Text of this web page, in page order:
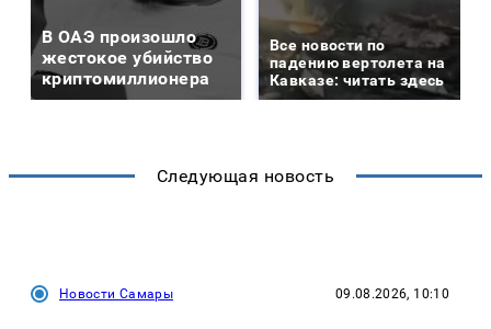
В ОАЭ произошло
жестокое убийство
криптомиллионера
Все новости по
падению вертолета на
Кавказе: читать здесь
Следующая новость
Новости Самары 09.08.2026, 10:10